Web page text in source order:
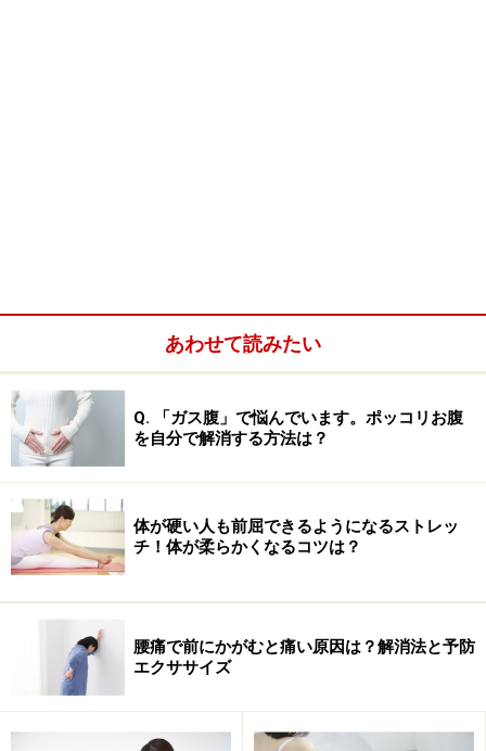
あわせて読みたい
Q. 「ガス腹」で悩んでいます。ポッコリお腹
を自分で解消する方法は？
体が硬い人も前屈できるようになるストレッ
チ！体が柔らかくなるコツは？
腰痛で前にかがむと痛い原因は？解消法と予防
エクササイズ